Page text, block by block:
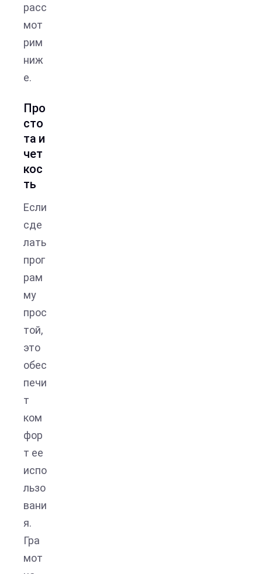
расс
мот
рим
ниж
е.
Про
сто
та и
чет
кос
ть
Если
сде
лать
прог
рам
му
прос
той,
это
обес
печи
т
ком
фор
т ее
испо
льзо
вани
я.
Гра
мот